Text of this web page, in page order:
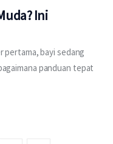
Ini
pertama, bayi sedang
panduan tepat